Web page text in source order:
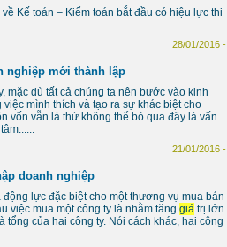
Kế toán – Kiểm toán bắt đầu có hiệu lực thi
28/01/2016 -
nghiệp mới thành lập
mặc dù tất cả chúng ta nên bước vào kinh
mình thích và tạo ra sự khác biệt cho
vốn vẫn là thứ không thể bỏ qua đây là vấn
21/01/2016 -
doanh nghiệp
lực đặc biệt cho một thương vụ mua bán
việc mua một công ty là nhằm tăng giá trị lớn
của hai công ty. Nói cách khác, hai công